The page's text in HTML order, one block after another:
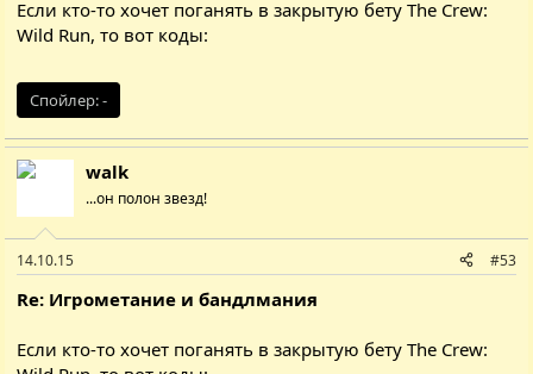
Если кто-то хочет поганять в закрытую бету The Crew:
Wild Run, то вот коды:
Спойлер:-
walk
...он полон звезд!
14.10.15 #53
Re: Игрометание и бандлмания
Если кто-то хочет поганять в закрытую бету The Crew: